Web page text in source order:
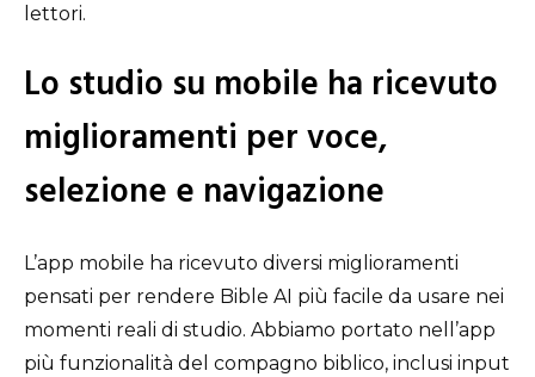
lettori.
Lo studio su mobile ha ricevuto
miglioramenti per voce,
selezione e navigazione
L’app mobile ha ricevuto diversi miglioramenti
pensati per rendere Bible AI più facile da usare nei
momenti reali di studio. Abbiamo portato nell’app
più funzionalità del compagno biblico, inclusi input